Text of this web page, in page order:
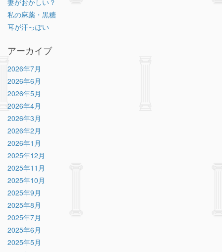
私の麻薬・黒糖
耳が汗っぽい
アーカイブ
2026年7月
2026年6月
2026年5月
2026年4月
2026年3月
2026年2月
2026年1月
2025年12月
2025年11月
2025年10月
2025年9月
2025年8月
2025年7月
2025年6月
2025年5月